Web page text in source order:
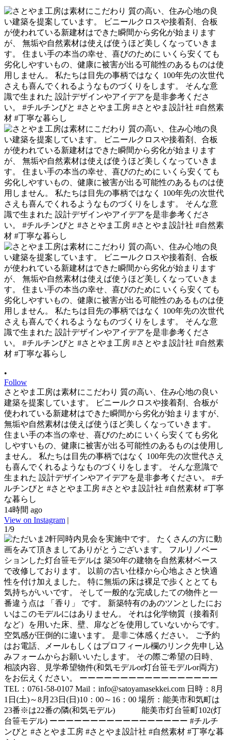
•
Follow
さとやま工房は素材にこだわり 質の高い、住み心地の良い
建築を提案しています。 ビニールクロスや接着剤、合板が
使われている新建材はできた瞬間から劣化が始まりますが、
無垢や自然素材は使えば使うほど美しくなっていきます。
住まい手の本当の幸せ、喜びのために いくら安くても劣化
しやすいもの、健康に被害が出る可能性のあるものは使用し
ません。 私たちは目先の事柄ではなく 100年先の次世代さえ
も喜んでくれるようなものづくりをします。 そんな意識で
生まれた 設計デザインやアイデアを是非参考ください。 #チ
ルチンびと #さとやま工房 #さとやま設計社 #自然素材 #丁寧
な暮らし
14時間 ago
View on Instagram |
1/9